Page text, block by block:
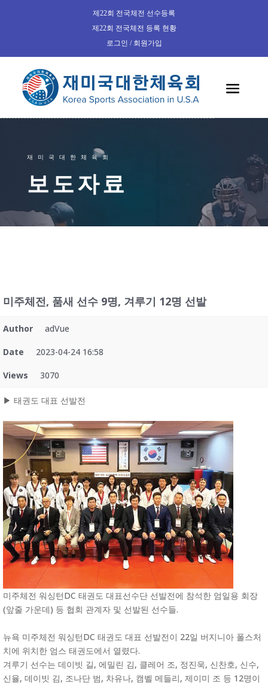
제22회 전국체전 선수등록
제22회 전국체전 등록 현황
로그인 / 회원가입
재미국대한체육회
보도자료
미주체전, 품새 선수 9명, 겨루기 12명 선발
Author adVue
Date 2023-04-24 16:58
Views 3070
▶ 태권도 대표 선발전
미주체전 워싱턴DC 태권도 대표선수단 선발전에 참석한 엄일용 회장
(앞줄 가운데) 등 협회 관계자 및 선발된 선수들.
뉴욕 미주체전 워싱턴DC 태권도 대표 선발전이 22일 버지니아 폴스처
치에 위치한 엄스 태권도에서 열렸다.
겨루기 선수는 데이빗 길, 에밀린 김, 클레어 조, 정진욱, 신찬호, 신수,
신율, 데이빗 김, 조나단 범, 차유나, 캠벨 메들리, 제이미 조 등 12명이